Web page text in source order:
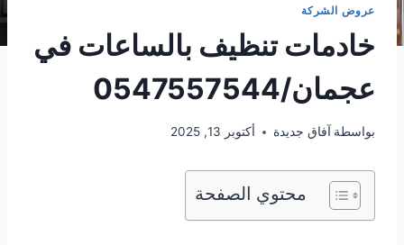
عروض الشركة
خادمات تنظيف بالساعات في
عجمان/0547557544
بواسطة آفاق جديدة أكتوبر 13, 2025
محتوي الصفحة